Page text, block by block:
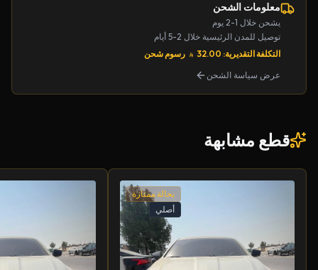
معلومات الشحن
يشحن خلال 1-2 يوم
توصيل للمدن الرئيسية خلال 2-5 أيام
التكلفة التقديرية: 32.00
رسوم شحن
عرض سياسة الشحن
قطع مشابهة
بحالة ممتازة
أصلي